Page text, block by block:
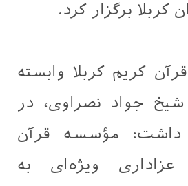
کربلا برگزار کرد.
کریم کربلا وابسته
جواد نصراوی، در
داشت: مؤسسه قرآن
ویژه‌ای به